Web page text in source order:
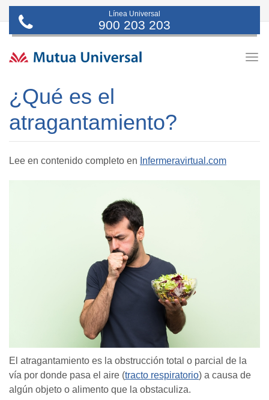
Línea Universal
900 203 203
¿Qué es el
atragantamiento?
Lee en contenido completo en Infermeravirtual.com
El atragantamiento es la obstrucción total o parcial de la
vía por donde pasa el aire (tracto respiratorio) a causa de
algún objeto o alimento que la obstaculiza.